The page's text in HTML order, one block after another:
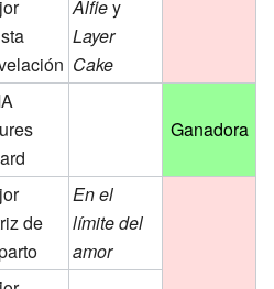
Alfiey
Layer
Cake
Ganadora
de
En el
límite del
amor